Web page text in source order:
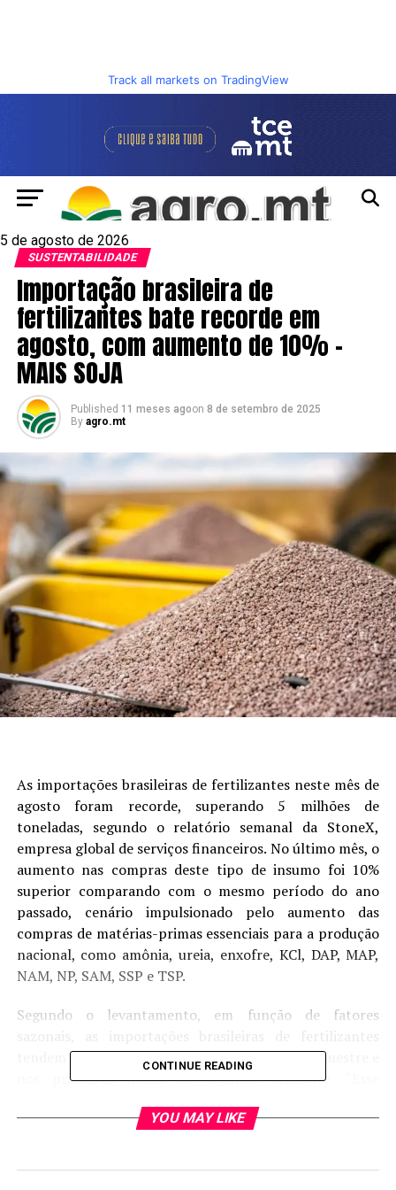
Track all markets on TradingView
5 de agosto de 2026
SUSTENTABILIDADE
Importação brasileira de
fertilizantes bate recorde em
agosto, com aumento de 10% –
MAIS SOJA
Published 11 meses agoon 8 de setembro de 2025
By agro.mt
As importações brasileiras de fertilizantes neste mês de
agosto foram recorde, superando 5 milhões de
toneladas, segundo o relatório semanal da StoneX,
empresa global de serviços financeiros. No último mês, o
aumento nas compras deste tipo de insumo foi 10%
superior comparando com o mesmo período do ano
passado, cenário impulsionado pelo aumento das
compras de matérias-primas essenciais para a produção
nacional, como amônia, ureia, enxofre, KCl, DAP, MAP,
NAM, NP, SAM, SSP e TSP.
Segundo o levantamento, em função de fatores
tendem a aumentar entre o final do primeiro semestre e
nos primeiros meses do segundo semestre. “Esse
insumos agrícolas realizadas pelos importadores,
CONTINUE READING
YOU MAY LIKE